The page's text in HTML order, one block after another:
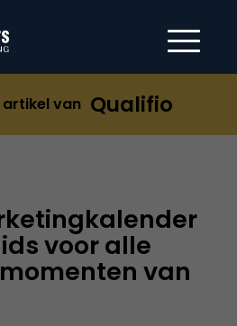
van Qualifio
voor alle
van